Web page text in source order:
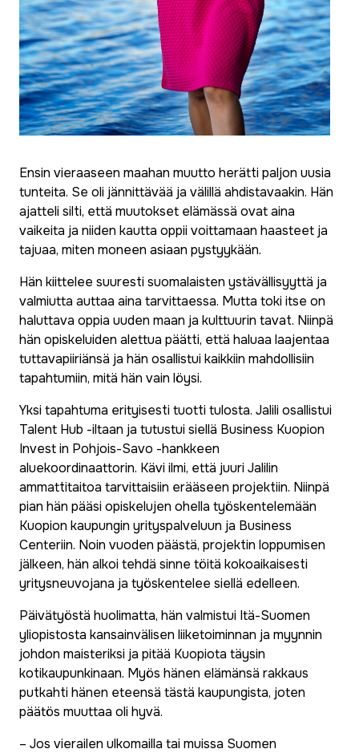
Ensin vieraaseen maahan muutto herätti paljon uusia
tunteita. Se oli jännittävää ja välillä ahdistavaakin. Hän
ajatteli silti, että muutokset elämässä ovat aina
vaikeita ja niiden kautta oppii voittamaan haasteet ja
tajuaa, miten moneen asiaan pystyykään.
Hän kiittelee suuresti suomalaisten ystävällisyyttä ja
valmiutta auttaa aina tarvittaessa. Mutta toki itse on
haluttava oppia uuden maan ja kulttuurin tavat. Niinpä
hän opiskeluiden alettua päätti, että haluaa laajentaa
tuttavapiiriänsä ja hän osallistui kaikkiin mahdollisiin
tapahtumiin, mitä hän vain löysi.
Yksi tapahtuma erityisesti tuotti tulosta. Jalili osallistui
Talent Hub -iltaan ja tutustui siellä Business Kuopion
Invest in Pohjois-Savo -hankkeen
aluekoordinaattorin. Kävi ilmi, että juuri Jalilin
ammattitaitoa tarvittaisiin erääseen projektiin. Niinpä
pian hän pääsi opiskelujen ohella työskentelemään
Kuopion kaupungin yrityspalveluun ja Business
Centeriin. Noin vuoden päästä, projektin loppumisen
jälkeen, hän alkoi tehdä sinne töitä kokoaikaisesti
yritysneuvojana ja työskentelee siellä edelleen.
Päivätyöstä huolimatta, hän valmistui Itä-Suomen
yliopistosta kansainvälisen liiketoiminnan ja myynnin
johdon maisteriksi ja pitää Kuopiota täysin
kotikaupunkinaan. Myös hänen elämänsä rakkaus
putkahti hänen eteensä tästä kaupungista, joten
päätös muuttaa oli hyvä.
– Jos vierailen ulkomailla tai muissa Suomen